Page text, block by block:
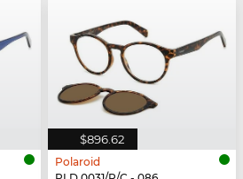
$896.62
Polaroid